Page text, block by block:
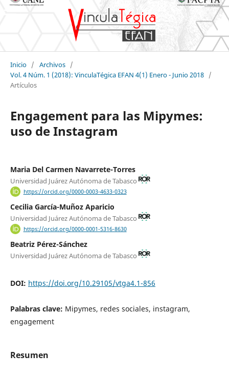
Inicio / Archivos /
Vol. 4 Núm. 1 (2018): VinculaTégica EFAN 4(1) Enero - Junio 2018 /
Artículos
Engagement para las Mipymes:
uso de Instagram
Maria Del Carmen Navarrete-Torres
Universidad Juárez Autónoma de Tabasco
https://orcid.org/0000-0003-4633-0323
Cecilia García-Muñoz Aparicio
Universidad Juárez Autónoma de Tabasco
https://orcid.org/0000-0001-5316-8630
Beatriz Pérez-Sánchez
Universidad Juárez Autónoma de Tabasco
DOI: https://doi.org/10.29105/vtga4.1-856
Palabras clave: Mipymes, redes sociales, instagram,
engagement
Resumen